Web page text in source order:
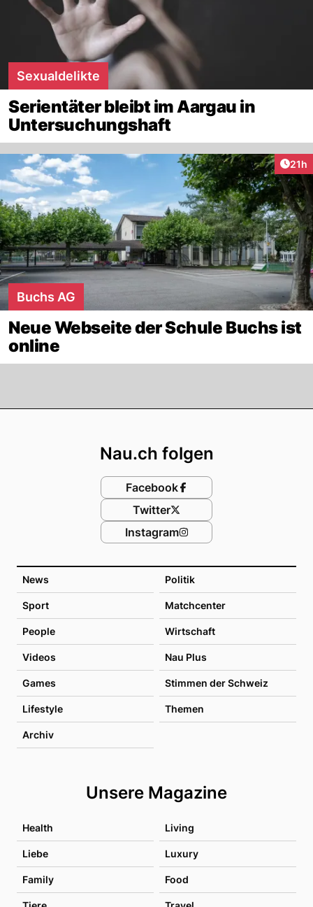
Sexualdelikte
Serientäter bleibt im Aargau in
Untersuchungshaft
21h
Buchs AG
Neue Webseite der Schule Buchs ist
online
News Politik
Sport Matchcenter
People Wirtschaft
Videos Nau Plus
Games Stimmen der Schweiz
Lifestyle Themen
Archiv
Unsere Magazine
Health Living
Liebe Luxury
Family Food
Nau.ch folgen
Facebook
Twitter
Instagram